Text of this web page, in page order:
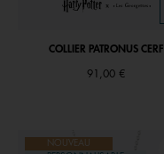
COLLIER PATRONUS CERF
91,00 €
NOUVEAU